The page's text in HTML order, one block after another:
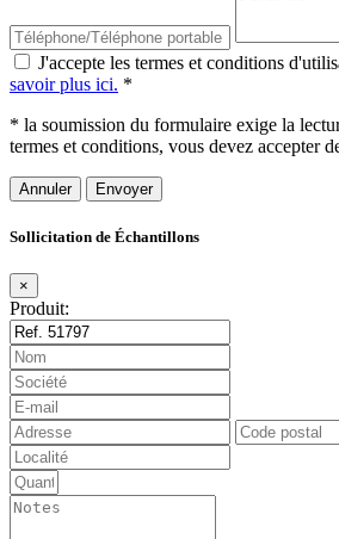
J'accepte les termes et conditions
savoir plus ici. *
* la soumission du formulaire exige la
termes et conditions, vous devez accepter
Annuler
Sollicitation de Échantillons
×
Produit: